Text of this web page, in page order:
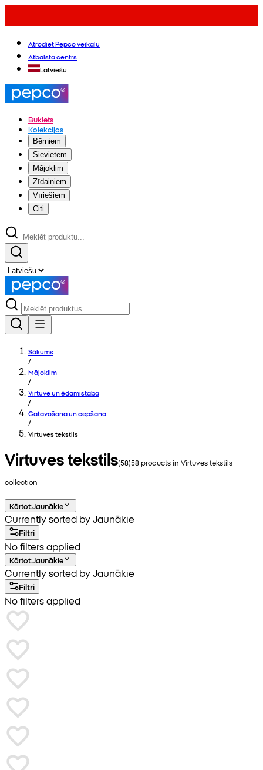
Atrodiet Pepco veikalu
Atbalsta centrs
Latviešu
Buklets
Kolekcijas
Bērniem
Sievietēm
Mājoklim
Zīdaiņiem
Vīriešiem
Citi
Sākums
/
Mājoklim
/
Virtuve un ēdamistaba
/
Gatavošana un cepšana
/
Virtuves tekstils
Virtuves tekstils(58)58products in Virtuves tekstils
collection
Kārtot:Jaunākie
Currently sorted by Jaunākie
Filtri
No filters applied
Kārtot:Jaunākie
Currently sorted by Jaunākie
Filtri
No filters applied